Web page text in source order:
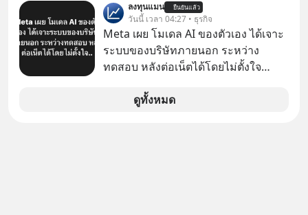
เก่าที่เขาเคยทำไว้ ตอนยังอยู่บริษัท
เดียวกัน
ลงทุนแมน ยืนยันแล้ว
วันนี้ เวลา 04:27 • ธุรกิจ
Meta เผย โมเดล AI ของตัวเอง ได้เจาะ
ระบบของบริษัทภายนอก ระหว่าง
ทดสอบ หลังต่อเน็ตได้โดยไม่ตั้งใจ
ในโมเดล AI ของบริษัท สามารถเชื่อม
ดูทั้งหมด